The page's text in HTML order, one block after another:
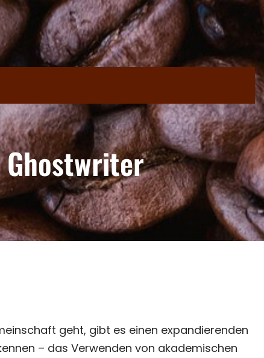
Ghostwriter
geht, gibt es einen expandierenden
– das Verwenden von akademischen